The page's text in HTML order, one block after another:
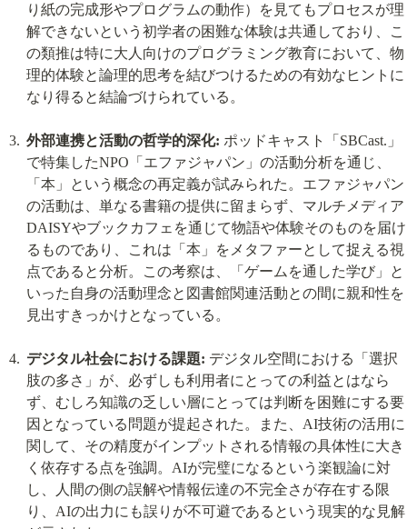
り紙の完成形やプログラムの動作）を見てもプロセスが理
解できないという初学者の困難な体験は共通しており、こ
の類推は特に大人向けのプログラミング教育において、物
理的体験と論理的思考を結びつけるための有効なヒントに
なり得ると結論づけられている。
外部連携と活動の哲学的深化: ポッドキャスト「SBCast.」
で特集したNPO「エファジャパン」の活動分析を通じ、
「本」という概念の再定義が試みられた。エファジャパン
の活動は、単なる書籍の提供に留まらず、マルチメディア
DAISYやブックカフェを通じて物語や体験そのものを届け
るものであり、これは「本」をメタファーとして捉える視
点であると分析。この考察は、「ゲームを通した学び」と
いった自身の活動理念と図書館関連活動との間に親和性を
見出すきっかけとなっている。
デジタル社会における課題: デジタル空間における「選択
肢の多さ」が、必ずしも利用者にとっての利益とはなら
ず、むしろ知識の乏しい層にとっては判断を困難にする要
因となっている問題が提起された。また、AI技術の活用に
関して、その精度がインプットされる情報の具体性に大き
く依存する点を強調。AIが完璧になるという楽観論に対
し、人間の側の誤解や情報伝達の不完全さが存在する限
り、AIの出力にも誤りが不可避であるという現実的な見解